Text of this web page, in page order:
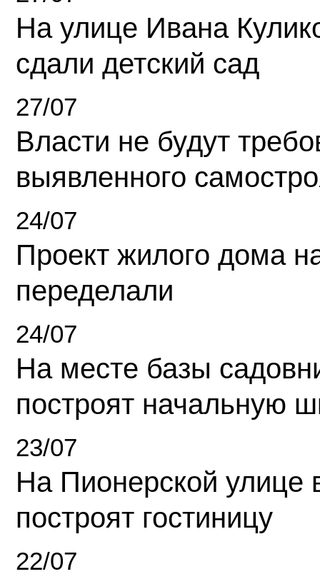
На улице Ивана
сдали детский сад
27/07
Власти не будут
выявленного
24/07
Проект жилого дома
переделали
24/07
На месте базы
построят начальную
23/07
На Пионерской улице
построят гостиницу
22/07